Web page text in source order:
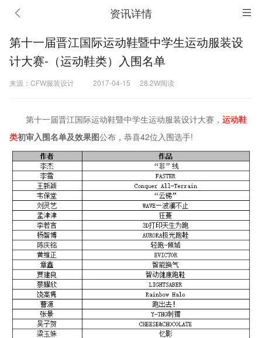
资讯详情
第十一届晋江国际运动鞋暨中学生运动服装设
计大赛-（运动鞋类）入围名单
来源：CFW服装设计 2017-04-15 28.2W阅读
第十一届晋江国际运动鞋暨中学生运动服装设计大赛， 运动鞋
类初审入围名单及效果图公布，恭喜42位入围选手!